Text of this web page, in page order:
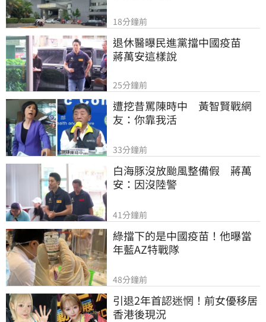
18分鐘前
退休醫曝民進黨擋中國疫苗
蔣萬安這樣說
25分鐘前
遭挖昔罵陳時中　黃智賢戰網
友：你靠我活
33分鐘前
白海豚沒放颱風整備假　蔣萬
安：因沒陸警
41分鐘前
綠擋下的是中國疫苗！他曝當
年藍AZ特戰隊
48分鐘前
引退2年首認迷惘！前女優移居
香港後現況